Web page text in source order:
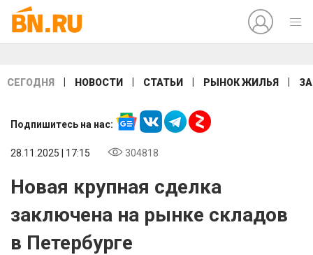
СЕГОДНЯ НОВОСТИ СТАТЬИ РЫНОК ЖИЛЬЯ
Подпишитесь на нас:
28.11.2025 | 17:15 304818
Новая крупная сделка
заключена на рынке складов
в Петербурге